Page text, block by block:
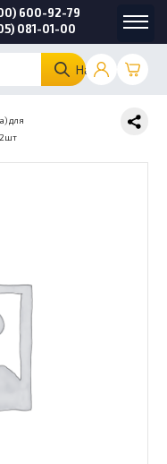
Найти
600-92-79
081-01-00
для
2шт